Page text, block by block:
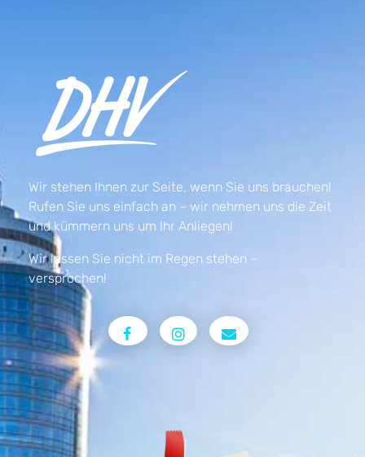
Wir stehen Ihnen zur Seite, wenn Sie uns brauchen!
Rufen Sie uns einfach an – wir nehmen uns die Zeit
und kümmern uns um Ihr Anliegen!
Wir lassen Sie nicht im Regen stehen –
versprochen!